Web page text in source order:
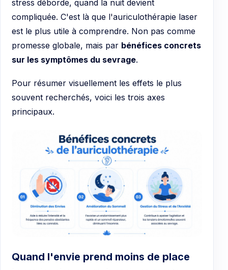
stress déborde, quand la nuit devient
compliquée. C'est là que l'auriculothérapie laser
est le plus utile à comprendre. Non pas comme
promesse globale, mais par bénéfices concrets
sur les symptômes du sevrage.
Pour résumer visuellement les effets le plus
souvent recherchés, voici les trois axes
principaux.
Quand l'envie prend moins de place